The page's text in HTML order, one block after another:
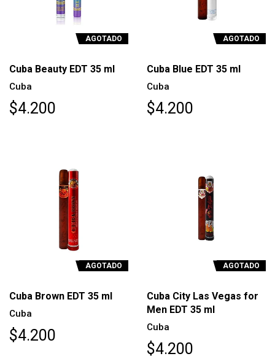
AGOTADO
Cuba Beauty EDT 35 ml
Cuba
$4.200
AGOTADO
Cuba Blue EDT 35 ml
Cuba
$4.200
AGOTADO
Cuba Brown EDT 35 ml
Cuba
$4.200
AGOTADO
Cuba City Las Vegas for
Men EDT 35 ml
Cuba
$4.200